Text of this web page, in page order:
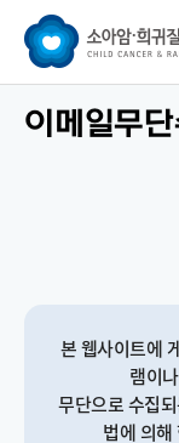
이메일무
본 웹사이트에
램이
무단으로 수집
법에 의